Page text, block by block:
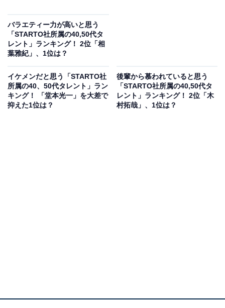
2位に輝いたのはDOMOTOの堂本光一さんです。堂本さ
んは、1997年にKinKi KidsのメンバーとしてCDデビュ
ー。2025年1月にグループ名の変更を公表し、7月22日か
堂本さんは、俳優としてこれまで多くのドラマや映画に
参加。特に、近年では歌唱力の高さを生かし、ミュージ
バラエティー力が高いと思う
「STARTO社所属の40,50代タ
レント」ランキング！ 2位「相
葉雅紀」、1位は？
イケメンだと思う「STARTO社
所属の40、50代タレント」ラン
キング！ 「堂本光一」を大差で
抑えた1位は？
後輩から慕われていると思う
「STARTO社所属の40,50代タ
レント」ランキング！ 2位「木
村拓哉」、1位は？